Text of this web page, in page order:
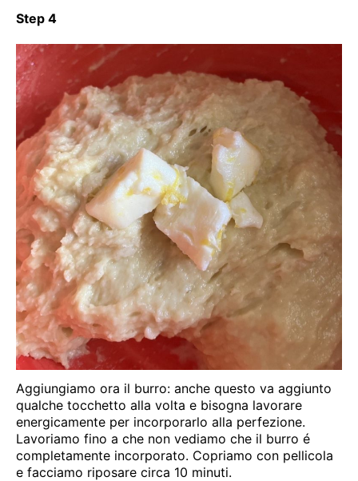
Step 4
Aggiungiamo ora il burro: anche questo va aggiunto
qualche tocchetto alla volta e bisogna lavorare
energicamente per incorporarlo alla perfezione.
Lavoriamo fino a che non vediamo che il burro é
completamente incorporato. Copriamo con pellicola
e facciamo riposare circa 10 minuti.